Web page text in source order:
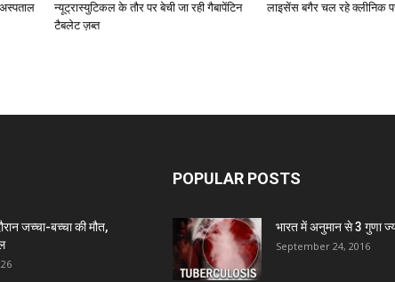
अस्पताल
न्यूट्रास्युटिकल के तौर पर बेची जा रही गैबापेंटिन
टैबलेट ज़ब्त
लाइसेंस बगैर चल रहे क्लीनिक
जच्चा-बच्चा की मौत,
POPULAR POSTS
भारत में अनुमान से 3 गुणा
September 24, 2016